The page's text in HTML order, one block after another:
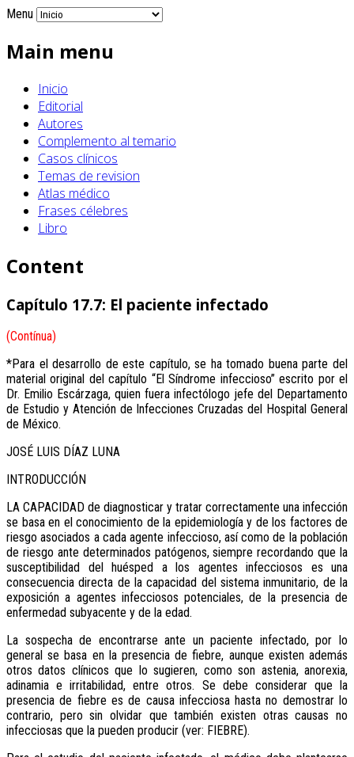
Menu
Main menu
Inicio
Editorial
Autores
Complemento al temario
Casos clínicos
Temas de revision
Atlas médico
Frases célebres
Libro
Content
Capítulo 17.7: El paciente infectado
(Contínua)
*Para el desarrollo de este capítulo, se ha tomado buena parte del
material original del capítulo “El Síndrome infeccioso” escrito por el
Dr. Emilio Escárzaga, quien fuera infectólogo jefe del Departamento
de Estudio y Atención de Infecciones Cruzadas del Hospital General
de México.
JOSÉ LUIS DÍAZ LUNA
INTRODUCCIÓN
LA CAPACIDAD de diagnosticar y tratar correctamente una infección
se basa en el conocimiento de la epidemiología y de los factores de
riesgo asociados a cada agente infeccioso, así como de la población
de riesgo ante determinados patógenos, siempre recordando que la
susceptibilidad del huésped a los agentes infecciosos es una
consecuencia directa de la capacidad del sistema inmunitario, de la
exposición a agentes infecciosos potenciales, de la presencia de
enfermedad subyacente y de la edad.
La sospecha de encontrarse ante un paciente infectado, por lo
general se basa en la presencia de fiebre, aunque existen además
otros datos clínicos que lo sugieren, como son astenia, anorexia,
adinamia e irritabilidad, entre otros. Se debe considerar que la
presencia de fiebre es de causa infecciosa hasta no demostrar lo
contrario, pero sin olvidar que también existen otras causas no
infecciosas que la pueden producir (ver: FIEBRE).